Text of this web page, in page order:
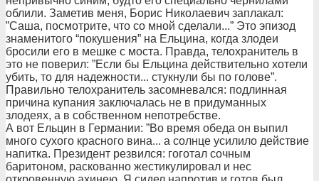
облили. Заметив меня, Борис Николаевич заплакал:
”Саша, посмотрите, что со мной сделали...” Это эпизод
знаменитого “покушения” на Ельцина, когда злодеи
бросили его в мешке с моста. Правда, телохранитель в
это не поверил: ”Если бы Ельцина действительно хотели
убить, то для надежности... стукнули бы по голове”.
Правильно телохранитель засомневался: подлинная
причина купания заключалась не в придуманных
злодеях, а в собственном непотребстве.
А вот Ельцин в Германии: ”Во время обеда он выпил
много сухого красного вина... а солнце усилило действие
напитка. Президент резвился: гоготал сочным
баритоном, раскованно жестикулировал и нес